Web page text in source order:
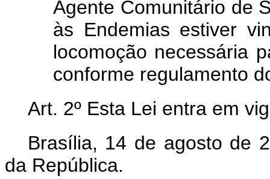
Agente Comunitário de
às Endemias estiver
locomoção necessária
conforme regulamento
Art. 2º Esta Lei entra em
Brasília, 14 de agosto de
da República.